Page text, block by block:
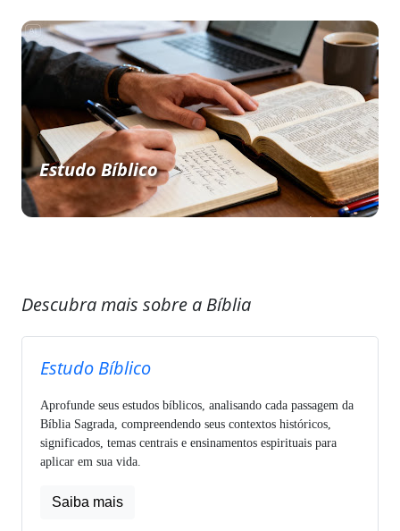
Estudo Bíblico
Descubra mais sobre a Bíblia
Estudo Bíblico
Aprofunde seus estudos bíblicos, analisando cada passagem da
Bíblia Sagrada, compreendendo seus contextos históricos,
significados, temas centrais e ensinamentos espirituais para
aplicar em sua vida.
Saiba mais